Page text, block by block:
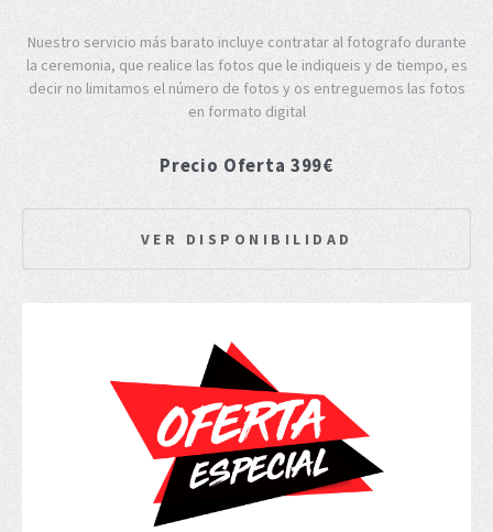
Nuestro servicio más barato incluye contratar al fotografo durante
la ceremonia, que realice las fotos que le indiqueis y de tiempo, es
decir no limitamos el número de fotos y os entreguemos las fotos
en formato digital
Precio Oferta 399€
VER DISPONIBILIDAD